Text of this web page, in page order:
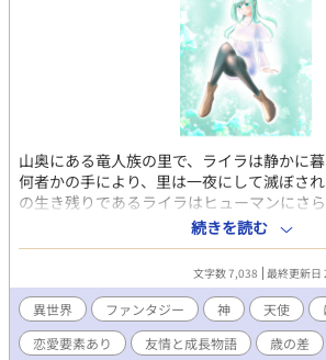
山奥にある竜人族の里で、ライラは静かに
何者かの手により、里は一夜にして滅ぼさ
の生き残りであるライラはヒューマンにさ
の目玉商品として売られる運命をたどるこ
ラの危機を救ったのは、「アル」と名乗る
何でもすぐに信じてしまうライラ。人間不
いは、歯車の狂った世界を元に戻すための
く。 けれど2人には、お互いに抱える秘密
は、嘘と秘密と信頼と、友愛の物語。 そし
叶えるまでの物語だ。
続きを読む
文字数 7,038 最終更新
異世界 ファンタジー 神 天使
恋愛要素あり
友情と成長物語 歳の差